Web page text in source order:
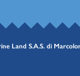
Land S.A.S. di